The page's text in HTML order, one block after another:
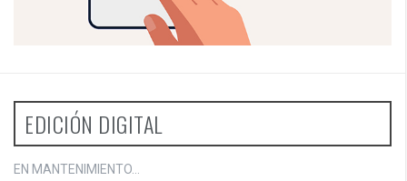
EDICIÓN DIGITAL
EN MANTENIMIENTO...